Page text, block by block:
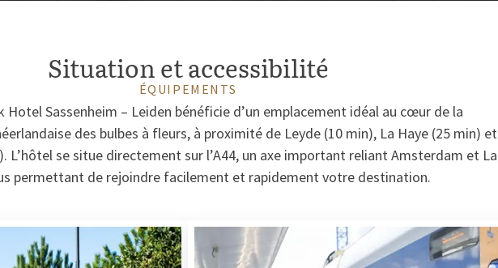
Situation et accessibilité
ÉQUIPEMENTS
Hotel Sassenheim – Leiden bénéficie d’un emplacement idéal au cœur de la
des bulbes à fleurs, à proximité de Leyde (10 min), La Haye (25 min) et
L’hôtel se situe directement sur l’A44, un axe important reliant Amsterdam et La
permettant de rejoindre facilement et rapidement votre destination.